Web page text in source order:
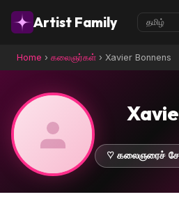
Artist Family
Home › கலைஞர்கள் › Xavier Bonnens
♡ கலைஞரைச்